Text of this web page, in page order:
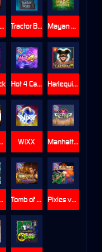
Manhattan Goes Wild
Kiss My Chainsaw Tractor Beam
Tomb of Nefertiti
Mayan Magic Wildfire
WiXX
Hot 4 Cash Harlequin Carnival
Mania Pixies vs Pirates